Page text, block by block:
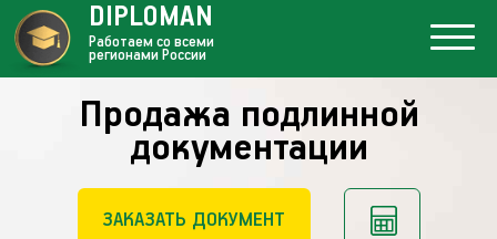
Продажа подлинной
документации
ЗАКАЗАТЬ ДОКУМЕНТ
DIPLOMAN
Работаем со всеми
регионами России